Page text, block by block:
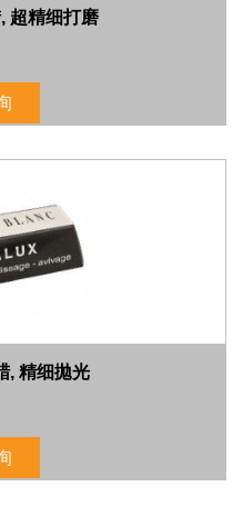
超精细打磨
, 精细拋光